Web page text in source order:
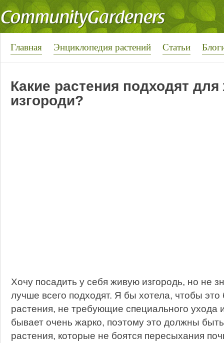
Главная Энциклопедия растений Статьи
Какие растения подходят
изгороди?
Хочу посадить у себя живую изгородь, но не
лучше всего подходят. Я бы хотела, чтобы
растения, не требующие специального ухода
бывает очень жарко, поэтому это должны
растения, которые не боятся пересыхания